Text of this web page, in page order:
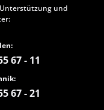
und
67 - 11
67 - 21